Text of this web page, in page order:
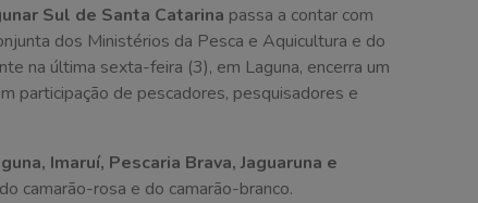
Sul de Santa Catarina passa a contar com
dos Ministérios da Pesca e Aquicultura e do
na última sexta-feira (3), em Laguna, encerra um
participação de pescadores, pesquisadores e
Imaruí, Pescaria Brava, Jaguaruna e
camarão-rosa e do camarão-branco.